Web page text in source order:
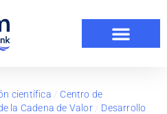
científica / Centro de
la Cadena de Valor/ Desarrollo